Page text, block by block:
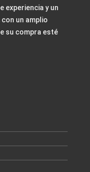
experiencia y un
un amplio
su compra esté